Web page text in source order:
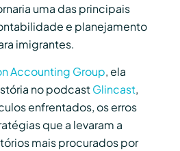
uma das principais
e planejamento
imigrantes.
Accounting Group, ela
no podcastGlincast,
enfrentados, os erros
que a levaram a
mais procurados por